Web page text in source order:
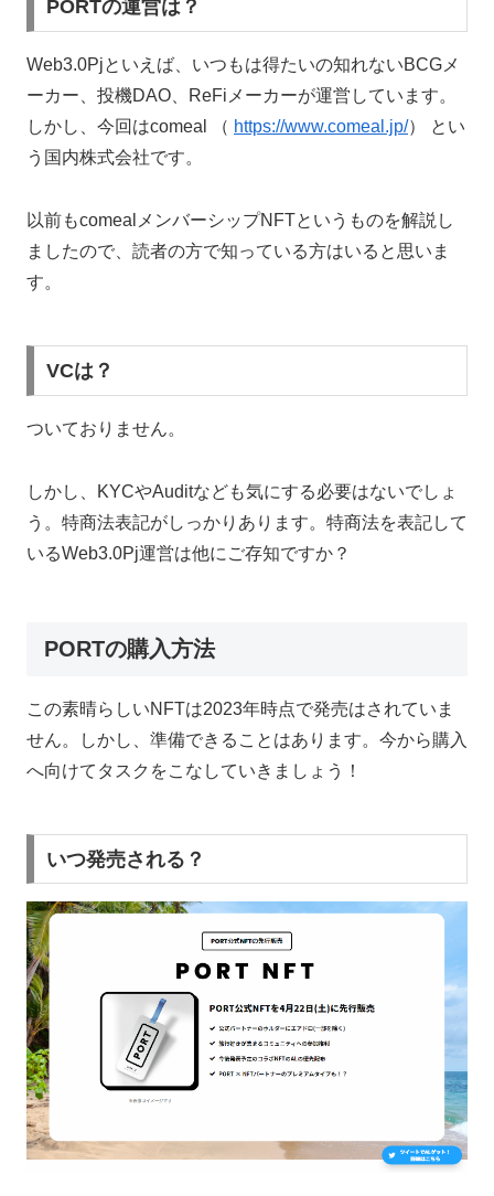
PORTの運営は？
Web3.0Pjといえば、いつもは得たいの知れないBCGメ
ーカー、投機DAO、ReFiメーカーが運営しています。
しかし、今回はcomeal （ https://www.comeal.jp/） とい
う国内株式会社です。
以前もcomealメンバーシップNFTというものを解説し
ましたので、読者の方で知っている方はいると思いま
す。
VCは？
ついておりません。
しかし、KYCやAuditなども気にする必要はないでしょ
う。特商法表記がしっかりあります。特商法を表記して
いるWeb3.0Pj運営は他にご存知ですか？
PORTの購入方法
この素晴らしいNFTは2023年時点で発売はされていま
せん。しかし、準備できることはあります。今から購入
へ向けてタスクをこなしていきましょう！
いつ発売される？